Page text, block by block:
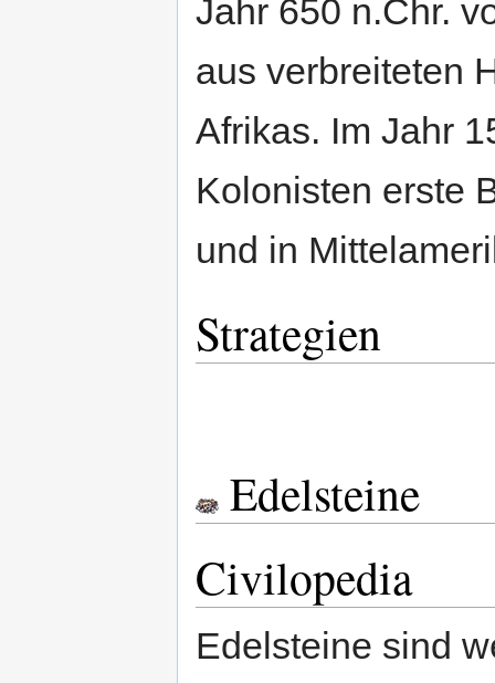
Jahr 650 n.Chr.
aus verbreiteten
Afrikas. Im Jahr
Kolonisten erste
und in
Strategien
Edelsteine
Civilopedia
Edelsteine sind